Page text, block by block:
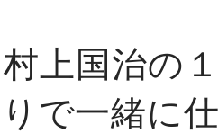
上国治の
で一緒に